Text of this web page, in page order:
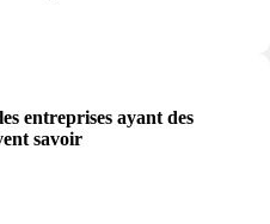
entreprises ayant des
savoir